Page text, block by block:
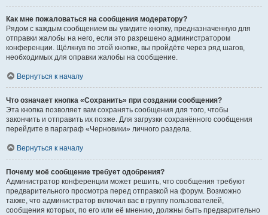
Как мне пожаловаться на сообщения модератору?
Рядом с каждым сообщением вы увидите кнопку, предназначенную для
отправки жалобы на него, если это разрешено администратором
конференции. Щёлкнув по этой кнопке, вы пройдёте через ряд шагов,
необходимых для оправки жалобы на сообщение.
Вернуться к началу
Что означает кнопка «Сохранить» при создании сообщения?
Эта кнопка позволяет вам сохранять сообщения для того, чтобы
закончить и отправить их позже. Для загрузки сохранённого сообщения
перейдите в параграф «Черновики» личного раздела.
Вернуться к началу
Почему моё сообщение требует одобрения?
Администратор конференции может решить, что сообщения требуют
предварительного просмотра перед отправкой на форум. Возможно
также, что администратор включил вас в группу пользователей,
сообщения которых, по его или её мнению, должны быть предварительно